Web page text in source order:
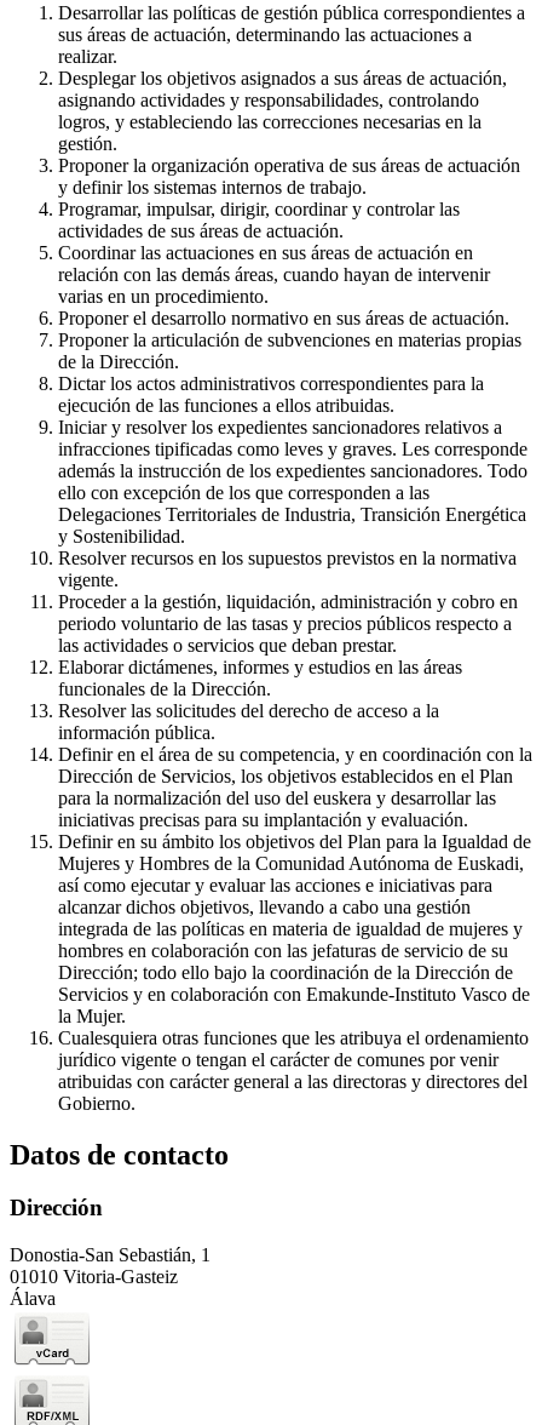
Desarrollar las políticas de gestión pública correspondientes a
sus áreas de actuación, determinando las actuaciones a
realizar.
Desplegar los objetivos asignados a sus áreas de actuación,
asignando actividades y responsabilidades, controlando
logros, y estableciendo las correcciones necesarias en la
gestión.
Proponer la organización operativa de sus áreas de actuación
y definir los sistemas internos de trabajo.
Programar, impulsar, dirigir, coordinar y controlar las
actividades de sus áreas de actuación.
Coordinar las actuaciones en sus áreas de actuación en
relación con las demás áreas, cuando hayan de intervenir
varias en un procedimiento.
Proponer el desarrollo normativo en sus áreas de actuación.
Proponer la articulación de subvenciones en materias propias
de la Dirección.
Dictar los actos administrativos correspondientes para la
ejecución de las funciones a ellos atribuidas.
Iniciar y resolver los expedientes sancionadores relativos a
infracciones tipificadas como leves y graves. Les corresponde
además la instrucción de los expedientes sancionadores. Todo
ello con excepción de los que corresponden a las
Delegaciones Territoriales de Industria, Transición Energética
y Sostenibilidad.
Resolver recursos en los supuestos previstos en la normativa
vigente.
Proceder a la gestión, liquidación, administración y cobro en
periodo voluntario de las tasas y precios públicos respecto a
las actividades o servicios que deban prestar.
Elaborar dictámenes, informes y estudios en las áreas
funcionales de la Dirección.
Resolver las solicitudes del derecho de acceso a la
información pública.
Definir en el área de su competencia, y en coordinación con la
Dirección de Servicios, los objetivos establecidos en el Plan
para la normalización del uso del euskera y desarrollar las
iniciativas precisas para su implantación y evaluación.
Definir en su ámbito los objetivos del Plan para la Igualdad de
Mujeres y Hombres de la Comunidad Autónoma de Euskadi,
así como ejecutar y evaluar las acciones e iniciativas para
alcanzar dichos objetivos, llevando a cabo una gestión
integrada de las políticas en materia de igualdad de mujeres y
hombres en colaboración con las jefaturas de servicio de su
Dirección; todo ello bajo la coordinación de la Dirección de
Servicios y en colaboración con Emakunde-Instituto Vasco de
la Mujer.
Cualesquiera otras funciones que les atribuya el ordenamiento
jurídico vigente o tengan el carácter de comunes por venir
atribuidas con carácter general a las directoras y directores del
Gobierno.
Datos de contacto
Dirección
Donostia-San Sebastián, 1
01010 Vitoria-Gasteiz
Álava